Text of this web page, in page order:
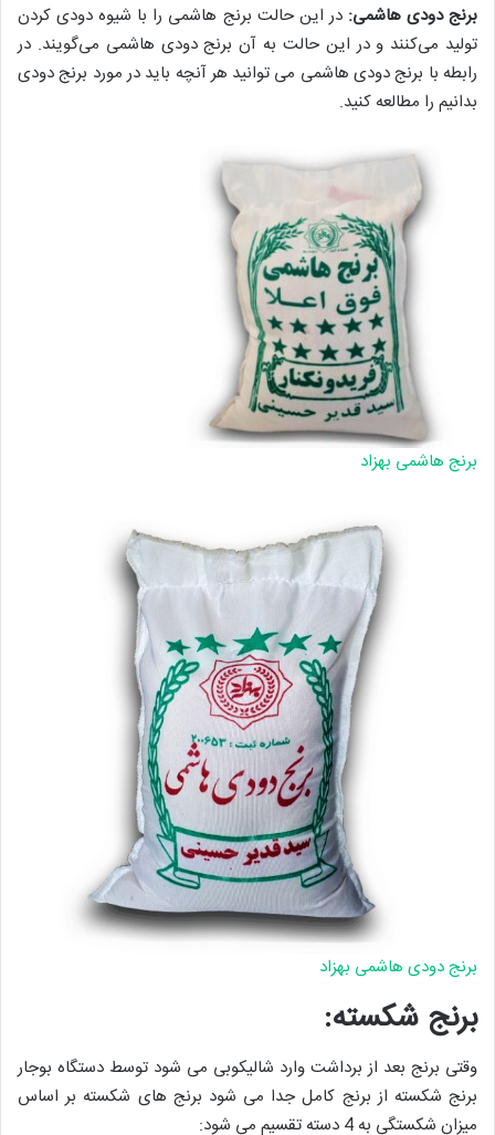
برنج دودی هاشمی: در این حالت برنج هاشمی را با شیوه دودی کردن
تولید می‌کنند و در این حالت به آن برنج دودی هاشمی می‌گویند. در
رابطه با برنج دودی هاشمی می توانید هر آنچه باید در مورد برنج دودی
بدانیم را مطالعه کنید.
برنج هاشمی بهزاد
برنج دودی هاشمی بهزاد
برنج شکسته:
وقتی برنج بعد از برداشت وارد شالیکوبی می شود توسط دستگاه بوجار
برنج شکسته از برنج کامل جدا می شود برنج های شکسته بر اساس
میزان شکستگی به 4 دسته تقسیم می شود: